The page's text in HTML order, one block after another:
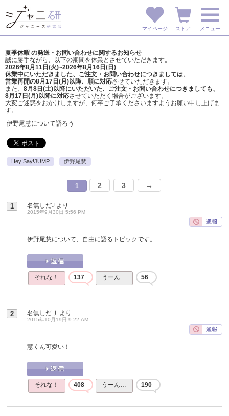
マイページ ストア メニュー
夏季休暇 の発送・お問い合わせに関するお知らせ
誠に勝手ながら、以下の期間を休業とさせていただきます。
2026年8月11日(火)~2026年8月16日(日)
休業中にいただきました、ご注文・お問い合わせにつきましては、
営業再開の8月17日(月)以降、順に対応させていただきます。
また、 8月8日(土)以降にいただいた、ご注文・ お問い合わせにつきましても、
8月17日(月)以降に対応させていただく場合がございます。
大変ご迷惑をおかけしますが、 何卒ご了承くださいますようお願い申し上げま
す。
伊野尾慧について語ろう
Hey!Say!JUMP 伊野尾慧
1 2 3 →
1 名無しだJ より
2015年9月30日 5:56 PM
伊野尾慧について、自由に語るトピックです。
それな！ 137 うーん… 56
2 名無しだＪ より
2015年10月19日 9:22 AM
慧くん可愛い！
それな！ 408 うーん… 190